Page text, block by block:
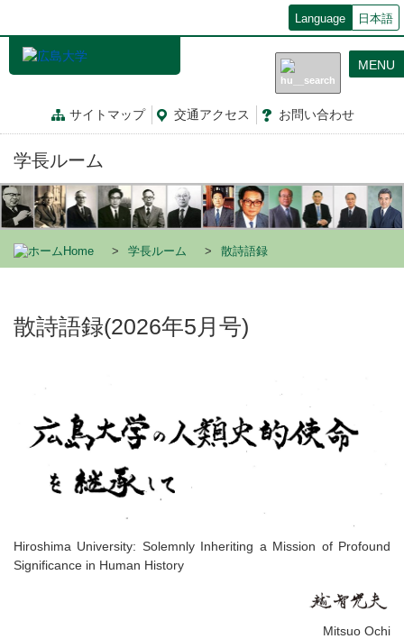
動
Language 日本語
サイトマップ 交通アクセス お問い合わせ
MENU
学長ルーム
Home 学長ルーム 散詩語録
散詩語録(2026年5月号)
Hiroshima University: Solemnly Inheriting a Mission of Profound
Significance in Human History
Mitsuo Ochi